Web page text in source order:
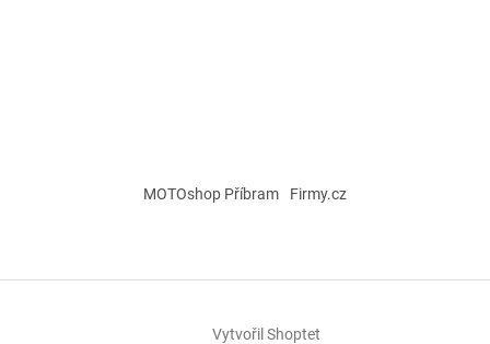
MOTOshop Příbram Firmy.cz
Vytvořil Shoptet